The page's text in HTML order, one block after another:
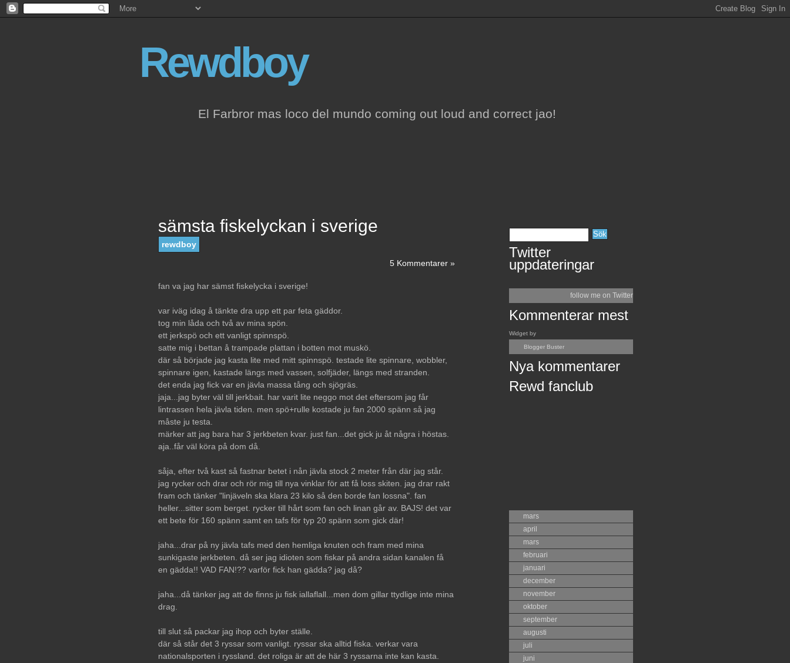
Rewdboy
El Farbror mas loco del mundo coming out loud and correct jao!
sämsta fiskelyckan i sverige
rewdboy
5 Kommentarer »
fan va jag har sämst fiskelycka i sverige!
var iväg idag å tänkte dra upp ett par feta gäddor.
tog min låda och två av mina spön.
ett jerkspö och ett vanligt spinnspö.
satte mig i bettan å trampade plattan i botten mot muskö.
där så började jag kasta lite med mitt spinnspö. testade lite spinnare, wobbler,
spinnare igen, kastade längs med vassen, solfjäder, längs med stranden.
det enda jag fick var en jävla massa tång och sjögräs.
jaja...jag byter väl till jerkbait. har varit lite neggo mot det eftersom jag får
lintrassen hela jävla tiden. men spö+rulle kostade ju fan 2000 spänn så jag
måste ju testa.
märker att jag bara har 3 jerkbeten kvar. just fan...det gick ju åt några i höstas.
aja..får väl köra på dom då.
såja, efter två kast så fastnar betet i nån jävla stock 2 meter från där jag står.
jag rycker och drar och rör mig till nya vinklar för att få loss skiten. jag drar rakt
fram och tänker "linjäveln ska klara 23 kilo så den borde fan lossna". fan
heller...sitter som berget. rycker till hårt som fan och linan går av. BAJS! det var
ett bete för 160 spänn samt en tafs för typ 20 spänn som gick där!
jaha...drar på ny jävla tafs med den hemliga knuten och fram med mina
sunkigaste jerkbeten. då ser jag idioten som fiskar på andra sidan kanalen få
en gädda!! VAD FAN!?? varför fick han gädda? jag då?
jaha...då tänker jag att de finns ju fisk iallaflall...men dom gillar ttydlige inte mina
drag.
till slut så packar jag ihop och byter ställe.
där så står det 3 ryssar som vanligt. ryssar ska alltid fiska. verkar vara
nationalsporten i ryssland. det roliga är att de här 3 ryssarna inte kan kasta.
Twitter
uppdateringar
follow me on Twitter
Kommenterar mest
Widget by
Blogger Buster
Nya kommentarer
Rewd fanclub
mars
april
mars
februari
januari
december
november
oktober
september
augusti
juli
juni